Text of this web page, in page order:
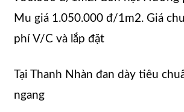
Mu giá 1.050.000 đ/1m2. Giá
phí V/C và lắp đặt
Tại Thanh Nhàn đan dày tiêu
ngang